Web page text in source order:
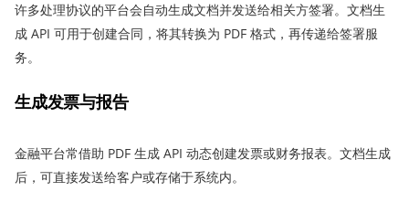
许多处理协议的平台会自动生成文档并发送给相关方签署。文档生
成 API 可用于创建合同，将其转换为 PDF 格式，再传递给签署服
务。
生成发票与报告
金融平台常借助 PDF 生成 API 动态创建发票或财务报表。文档生成
后，可直接发送给客户或存储于系统内。